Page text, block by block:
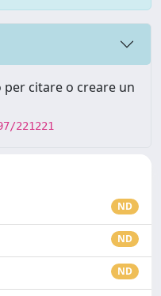
citare o creare un
221221
ND
ND
ND